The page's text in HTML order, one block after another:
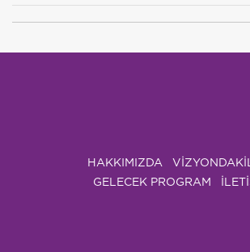
HAKKIMIZDA
GELECEK PROGRAM